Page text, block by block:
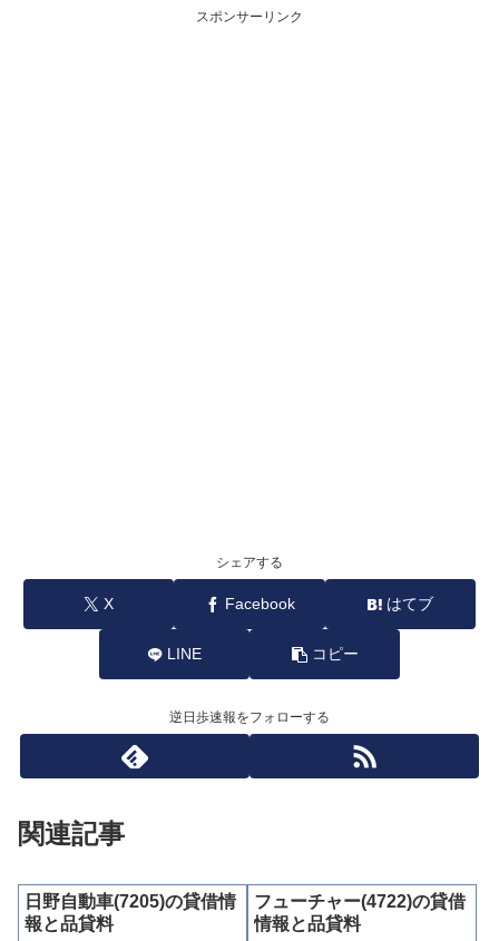
スポンサーリンク
シェアする
X Facebook はてブ
LINE コピー
逆日歩速報をフォローする
関連記事
日野自動車(7205)の貸借情
報と品貸料
フューチャー(4722)の貸借
情報と品貸料